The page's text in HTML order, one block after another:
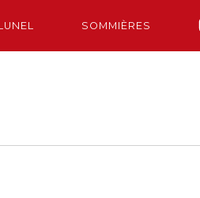
SOMMIÈRES